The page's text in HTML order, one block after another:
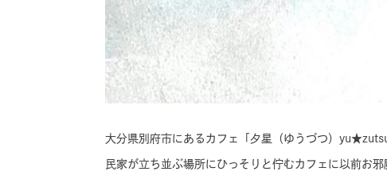
大分県別府市にあるカフェ「夕星（ゆうづつ）
民家が立ち並ぶ場所にひっそりと佇むカフェに以前お邪